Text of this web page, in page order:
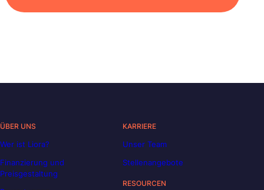
ÜBER UNS
Wer ist Liora?
Finanzierung und
Preisgestaltung
KARRIERE
Unser Team
Stellenangebote
RESOURCEN